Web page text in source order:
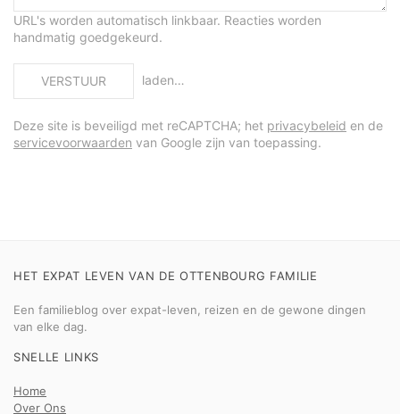
URL's worden automatisch linkbaar. Reacties worden
handmatig goedgekeurd.
VERSTUUR laden…
Deze site is beveiligd met reCAPTCHA; het privacybeleid en de
servicevoorwaarden van Google zijn van toepassing.
HET EXPAT LEVEN VAN DE OTTENBOURG FAMILIE
Een familieblog over expat-leven, reizen en de gewone dingen
van elke dag.
SNELLE LINKS
Home
Over Ons